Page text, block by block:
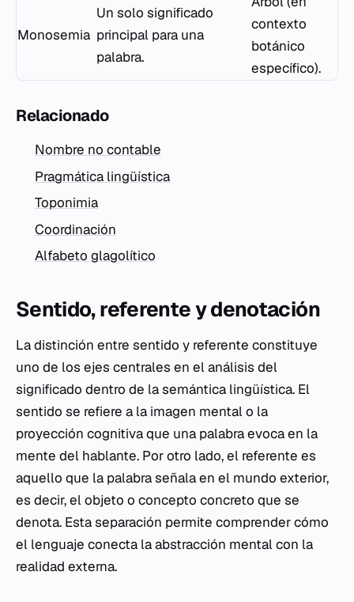
Monosemia
Un solo significado
principal para una
palabra.
contexto
botánico
específico).
Relacionado
Nombre no contable
Pragmática lingüística
Toponimia
Coordinación
Alfabeto glagolítico
Sentido, referente y denotación
La distinción entre sentido y referente constituye
uno de los ejes centrales en el análisis del
significado dentro de la semántica lingüística. El
sentido se refiere a la imagen mental o la
proyección cognitiva que una palabra evoca en la
mente del hablante. Por otro lado, el referente es
aquello que la palabra señala en el mundo exterior,
es decir, el objeto o concepto concreto que se
denota. Esta separación permite comprender cómo
el lenguaje conecta la abstracción mental con la
realidad externa.